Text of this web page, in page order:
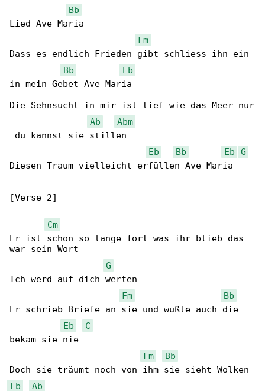
Bb
Lied Ave Maria
Fm
Dass es endlich Frieden gibt schliess ihn ein
Bb
Eb
in mein Gebet Ave Maria
Die Sehnsucht in mir ist tief wie das Meer nur
Ab
Abm
du kannst sie stillen
Eb
Bb Eb
G
Diesen Traum vielleicht erfüllen Ave Maria
[Verse 2]
Cm
Er ist schon so lange fort was ihr blieb das
war sein Wort
G
Ich werd auf dich werten
Fm
Bb
Er schrieb Briefe an sie und wußte auch die
Eb
C
bekam sie nie
Fm
Bb
Eb
Ab